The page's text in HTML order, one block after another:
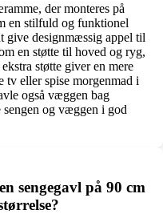
der monteres på
en stilfuld og funktionel
give designmæssig appel til
en støtte til hoved og ryg,
støtte giver en mere
tv eller spise morgenmad i
også væggen bag
og væggen i god
sengegavl på 90 cm